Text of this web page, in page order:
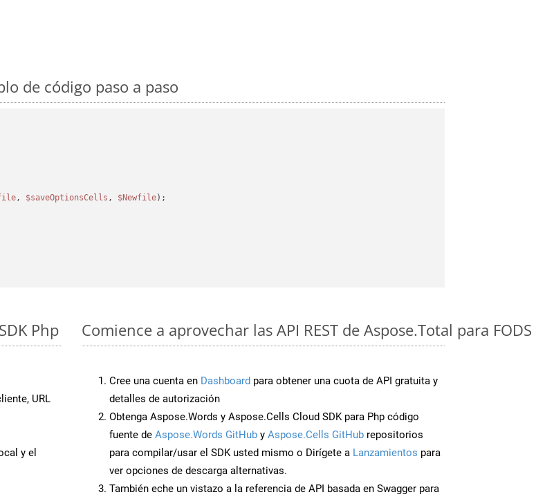
de código paso a paso
, $saveOptionsCells , $Newfile);
Php
URL
y el
Comience a aprovechar las API REST de Aspose.Total para FODS
Cree una cuenta en Dashboard para obtener una cuota de API gratuita y
detalles de autorización
Obtenga Aspose.Words y Aspose.Cells Cloud SDK para Php código
fuente de Aspose.Words GitHub y Aspose.Cells GitHub repositorios
para compilar/usar el SDK usted mismo o Dirígete a Lanzamientos para
ver opciones de descarga alternativas.
También eche un vistazo a la referencia de API basada en Swagger para